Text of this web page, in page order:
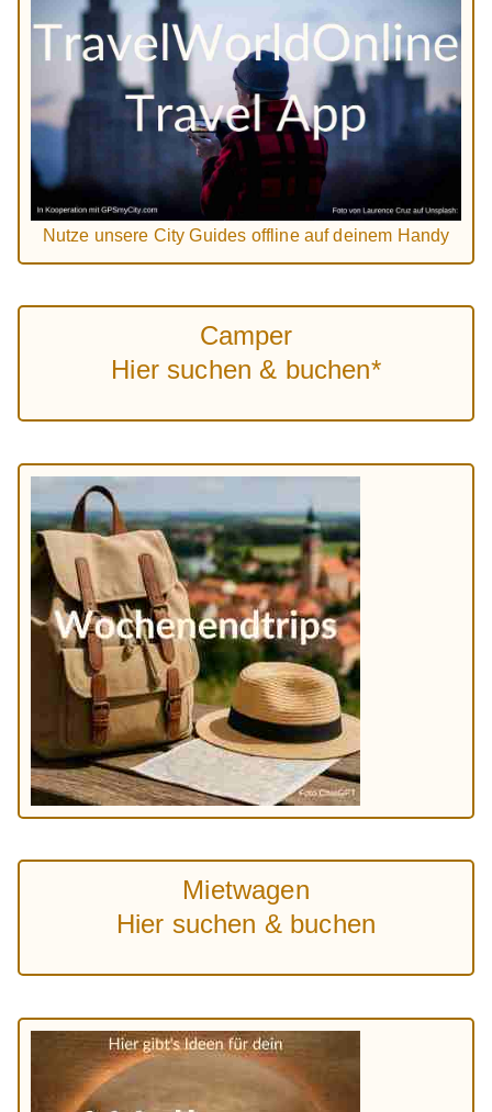
Nutze unsere City Guides offline auf deinem Handy
Camper
Hier suchen & buchen*
Mietwagen
Hier suchen & buchen